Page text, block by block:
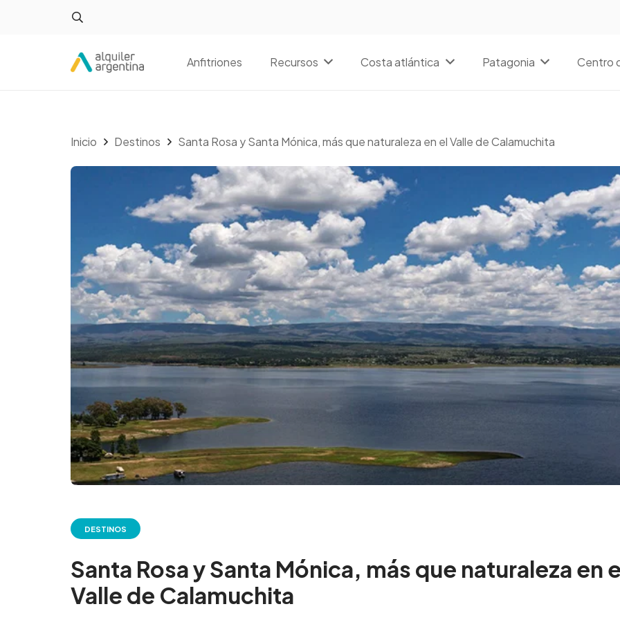
Anfitriones Recursos Costa atlántica Patagonia Centro
Inicio Destinos Santa Rosa y Santa Mónica, más que naturaleza en el Valle de Calamuchita
DESTINOS
Santa Rosa y Santa Mónica, más que naturaleza en
Valle de Calamuchita